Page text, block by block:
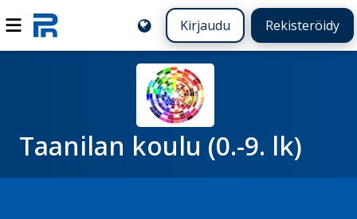
Kirjaudu Rekisteröidy
Taanilan koulu (0.-9. lk)